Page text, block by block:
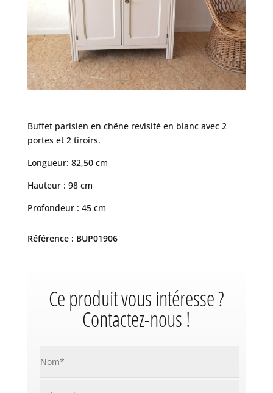
Buffet parisien en chêne revisité en blanc avec 2
portes et 2 tiroirs.
Longueur: 82,50 cm
Hauteur : 98 cm
Profondeur : 45 cm
Référence : BUP01906
Ce produit vous intéresse ?
Contactez-nous !